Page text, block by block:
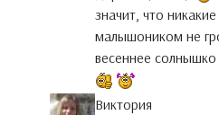
значит, что
малышоником не
весеннее
Виктория